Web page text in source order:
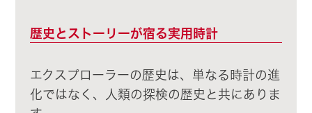
歴史とストーリーが宿る実用時計
エクスプローラーの歴史は、単なる時計の進
化ではなく、人類の探検の歴史と共にありま